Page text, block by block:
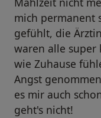
mich permanent
gefühlt, die
waren alle super
wie Zuhause
Angst
es mir auch
geht's nicht!